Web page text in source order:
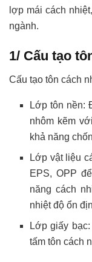
lợp mái cách
ngành.
1/ Cấu tạo
Cấu tạo tôn cách
Lớp tôn nền:
nhôm kẽm
khả năng
Lớp vật liệu
EPS, OPP
năng cách
nhiệt độ ổn
Lớp giấy
tấm tôn cách